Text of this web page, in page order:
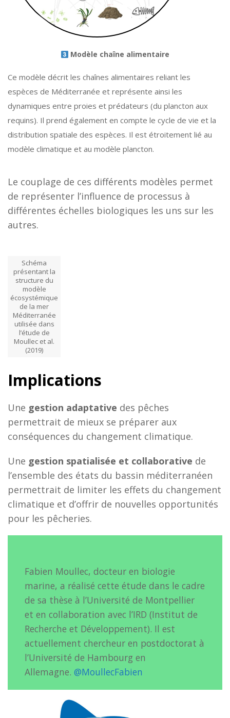
Modèle chaîne alimentaire
Ce modèle décrit les chaînes alimentaires reliant les
espèces de Méditerranée et représente ainsi les
dynamiques entre proies et prédateurs (du plancton aux
requins). Il prend également en compte le cycle de vie et la
distribution spatiale des espèces. Il est étroitement lié au
modèle climatique et au modèle plancton.
Le couplage de ces différents modèles permet
de représenter l’influence de processus à
différentes échelles biologiques les uns sur les
autres.
Schéma
présentant la
structure du
modèle
écosystémique
de la mer
Méditerranée
utilisée dans
l’étude de
Moullec et al.
(2019)
Implications
Une gestion adaptative des pêches
permettrait de mieux se préparer aux
conséquences du changement climatique.
Une gestion spatialisée et collaborative de
l’ensemble des états du bassin méditerranéen
permettrait de limiter les effets du changement
climatique et d’offrir de nouvelles opportunités
pour les pêcheries.
Fabien Moullec, docteur en biologie
marine, a réalisé cette étude dans le cadre
de sa thèse à l’Université de Montpellier
et en collaboration avec l’IRD (Institut de
Recherche et Développement). Il est
actuellement chercheur en postdoctorat à
l’Université de Hambourg en
Allemagne.@MoullecFabien